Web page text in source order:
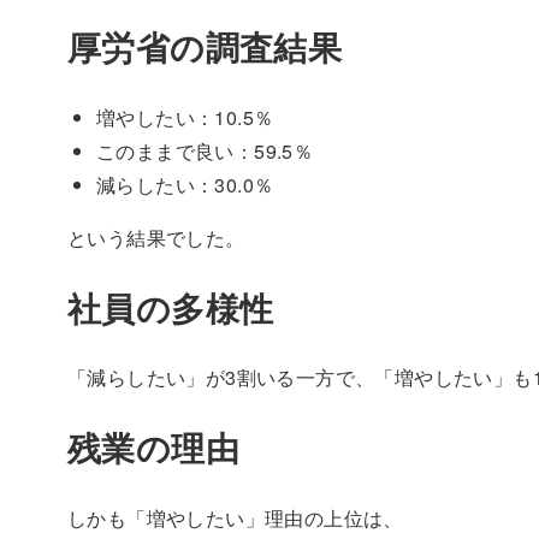
厚労省の調査結果
増やしたい：10.5％
このままで良い：59.5％
減らしたい：30.0％
という結果でした。
社員の多様性
「減らしたい」が3割いる一方で、「増やしたい」も
残業の理由
しかも「増やしたい」理由の上位は、